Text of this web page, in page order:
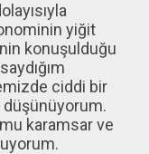
yiğit
konuşulduğu
ciddi bir
düşünüyorum.
karamsar ve